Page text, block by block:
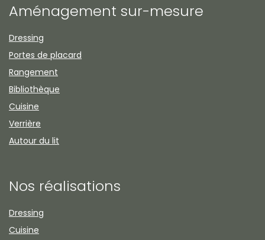
Aménagement sur-mesure
Dressing
Portes de placard
Rangement
Bibliothèque
Cuisine
Verrière
Autour du lit
Nos réalisations
Dressing
Cuisine